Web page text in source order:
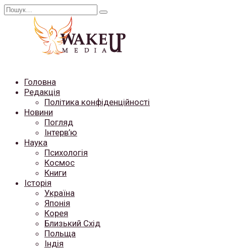
Перейти
Search
Головна
Редакція
Політика конфіденційності
Новини
Погляд
Інтерв’ю
Наука
Психологія
Космос
Книги
Історія
Україна
Японія
Корея
Близький Схід
Польща
Індія